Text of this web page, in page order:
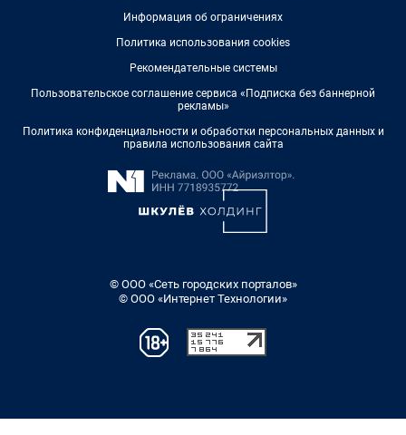
Информация об ограничениях
Политика использования cookies
Рекомендательные системы
Пользовательское соглашение сервиса «Подписка без баннерной
рекламы»
Политика конфиденциальности и обработки персональных данных и
правила использования сайта
© ООО «Сеть городских порталов»
© ООО «Интернет Технологии»